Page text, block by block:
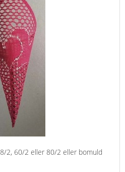
2, 60/2 eller 80/2 eller bomuld